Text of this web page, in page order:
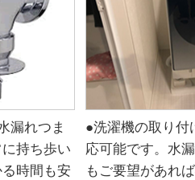
漏れつま
持ち歩い
時間も安
●洗濯機の取り付
応可能です。水
もご要望があれ